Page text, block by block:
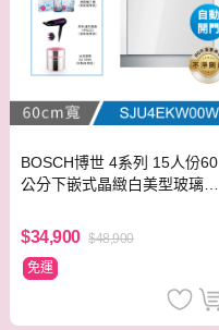
BOSCH博世 4系列 15人份60
公分下嵌式晶緻白美型玻璃洗
$34,900 $48,900
免運